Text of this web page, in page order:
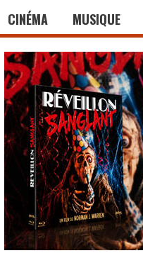
CINÉMA MUSIQUE